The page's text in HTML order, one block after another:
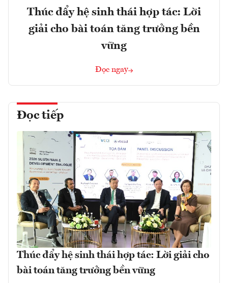
Thúc đẩy hệ sinh thái hợp tác: Lời
giải cho bài toán tăng trưởng bền
vững
Đọc ngay
Đọc tiếp
Thúc đẩy hệ sinh thái hợp tác: Lời giải cho
bài toán tăng trưởng bền vững